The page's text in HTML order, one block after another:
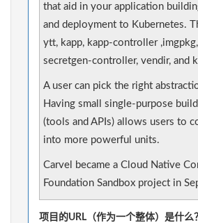
that aid in your application
and deployment to Kubernetes.
ytt, kapp, kapp-controller
secretgen-controller, vendir, and
A user can pick the right
Having small single-purpose
(tools and APIs) allows users to
into more powerful units.
Carvel became a Cloud Native
Foundation Sandbox project in
项目的URL（作为一个整体）是什么？